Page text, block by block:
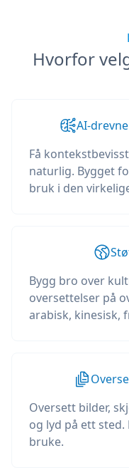
Hvorfor
AI-
Få
naturlig. Bygget
bruk i den
Bygg bro over
oversettelser på
arabisk, kinesisk,
Oversett bilder,
og lyd på ett sted.
bruke.